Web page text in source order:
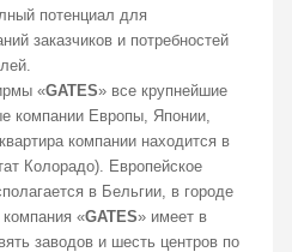
потенциал для
заказчиков и потребностей
«GATES» все крупнейшие
компании Европы, Японии,
компании находится в
Колорадо). Европейское
в Бельгии, в городе
«GATES» имеет в
заводов и шесть центров по